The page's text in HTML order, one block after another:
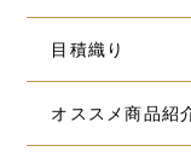
目積織り
オススメ商品紹